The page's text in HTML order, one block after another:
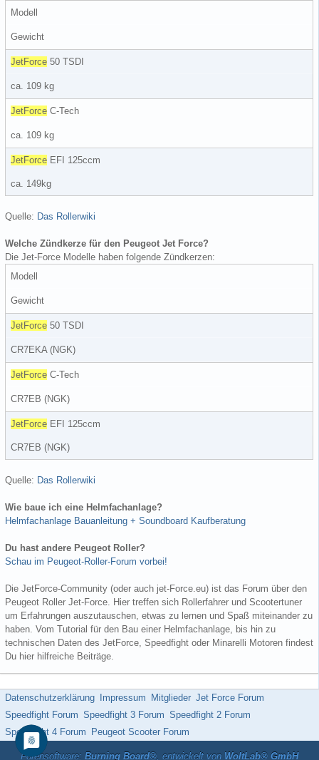
Modell
Gewicht
JetForce 50 TSDI
ca. 109 kg
JetForce C-Tech
ca. 109 kg
JetForce EFI 125ccm
ca. 149kg
Quelle: Das Rollerwiki
Welche Zündkerze für den Peugeot Jet Force?
Die Jet-Force Modelle haben folgende Zündkerzen:
Modell
Gewicht
JetForce 50 TSDI
CR7EKA (NGK)
JetForce C-Tech
CR7EB (NGK)
JetForce EFI 125ccm
CR7EB (NGK)
Quelle: Das Rollerwiki
Wie baue ich eine Helmfachanlage?
Helmfachanlage Bauanleitung + Soundboard Kaufberatung
Du hast andere Peugeot Roller?
Schau im Peugeot-Roller-Forum vorbei!
Die JetForce-Community (oder auch jet-Force.eu) ist das Forum über den
Peugeot Roller Jet-Force. Hier treffen sich Rollerfahrer und Scootertuner
um Erfahrungen auszutauschen, etwas zu lernen und Spaß miteinander zu
haben. Vom Tutorial für den Bau einer Helmfachanlage, bis hin zu
technischen Daten des JetForce, Speedfight oder Minarelli Motoren findest
Du hier hilfreiche Beiträge.
Datenschutzerklärung Impressum Mitglieder Jet Force Forum
Speedfight Forum Speedfight 3 Forum Speedfight 2 Forum
Speedfight 4 Forum
Peugeot Scooter Forum
Forensoftware: Burning Board®, entwickelt von WoltLab® GmbH